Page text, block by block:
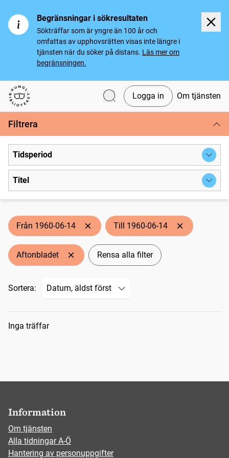
Begränsningar i sökresultaten
Sökträffar som är yngre än 100 år och
omfattas av upphovsrätten visas inte längre i
tjänsten när du söker på distans. Läs mer om
begränsningen.
Svenska tidningar
Logga in Om tjänsten
Filtrera
Tidsperiod
Titel
Från 1960-06-14 Till 1960-06-14
Aftonbladet Rensa alla filter
Sortera:
Sökresultat
Inga träffar
Information
Om tjänsten
Alla tidningar A-Ö
Hantering av personuppgifter